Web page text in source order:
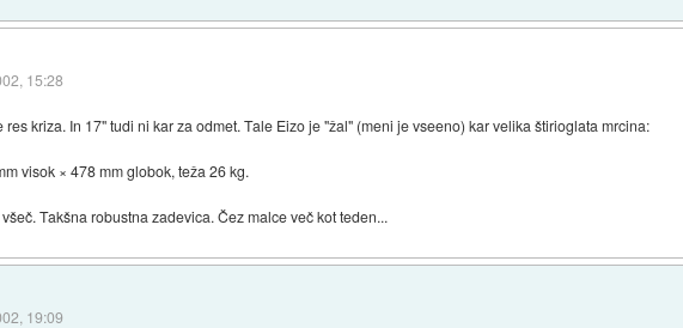
15:28
res kriza. In 17" tudi ni kar za odmet. Tale Eizo je "žal" (meni je vseeno) kar velika štirioglata mrcina:
visok × 478 mm globok, teža 26 kg.
Takšna robustna zadevica. Čez malce več kot teden...
19:09